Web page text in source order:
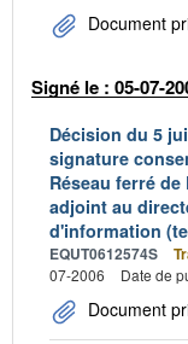
Document
Signé le : 05-07-
Décision du 5
signature
Réseau ferré de
adjoint au
d'information
EQUT0612574S
07-2006
Date de
Document